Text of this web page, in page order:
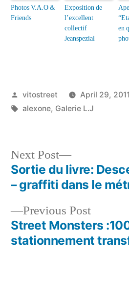
Photos V.A.O &
Friends
Exposition de
l’excellent
collectif
Jeanspezial
en
Posted
by
vitostreet April 29, 2011
Tags:
alexone, Galerie L.J
Post
navigation
Previous PostPrevious
post:
Street Monsters
stationnement
Next Post
Next
post:
Sortie du livre:
– graffiti dans le